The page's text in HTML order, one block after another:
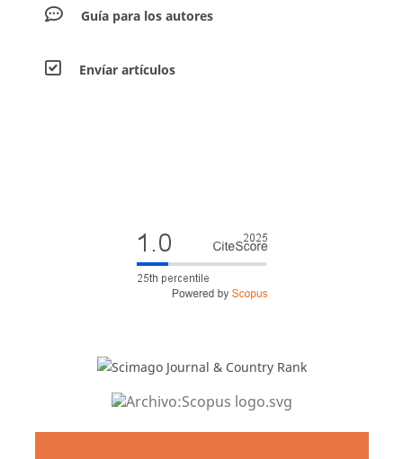
Guía para los autores
Envíar artículos